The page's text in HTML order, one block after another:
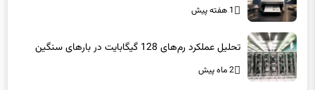
2 ماه پیش